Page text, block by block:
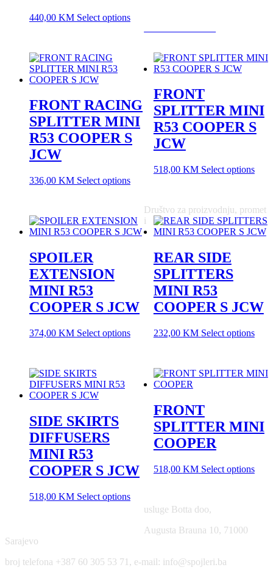
440,00 KM Select options
FRONT RACING
SPLITTER MINI
R53 COOPER S
JCW
336,00 KM Select options
FRONT
SPLITTER MINI
R53 COOPER S
JCW
518,00 KM Select options
SPOILER
EXTENSION
MINI R53
COOPER S JCW
374,00 KM Select options
REAR SIDE
SPLITTERS
MINI R53
COOPER S JCW
232,00 KM Select options
SIDE SKIRTS
DIFFUSERS
MINI R53
COOPER S JCW
518,00 KM Select options
FRONT
SPLITTER MINI
COOPER
518,00 KM Select options
Društvo za proizvodnju, promet
i
usluge Botta doo,
Augusta Brauna 10, 71000
Sarajevo
broj telefona +387 60 305 53 71, e-mail: info@spojleri.ba